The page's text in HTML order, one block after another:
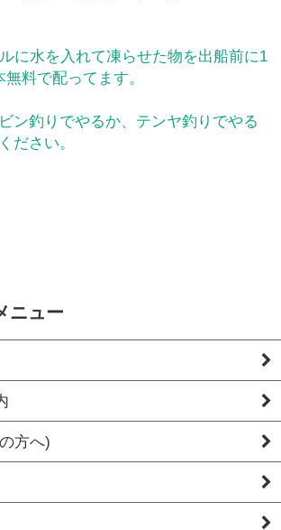
に水を入れて凍らせた物を出船前に1
料で配ってます。
ン釣りでやるか、テンヤ釣りでやる
ださい。
ニュー
方へ)